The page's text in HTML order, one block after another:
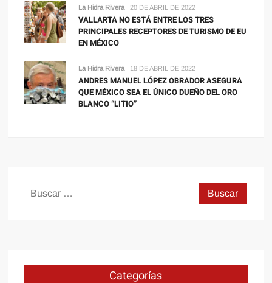
La Hidra Rivera 20 DE ABRIL DE 2022
VALLARTA NO ESTÁ ENTRE LOS TRES
PRINCIPALES RECEPTORES DE TURISMO DE EU
EN MÉXICO
La Hidra Rivera 18 DE ABRIL DE 2022
ANDRES MANUEL LÓPEZ OBRADOR ASEGURA
QUE MÉXICO SEA EL ÚNICO DUEÑO DEL ORO
BLANCO “LITIO”
Buscar:
Categorías